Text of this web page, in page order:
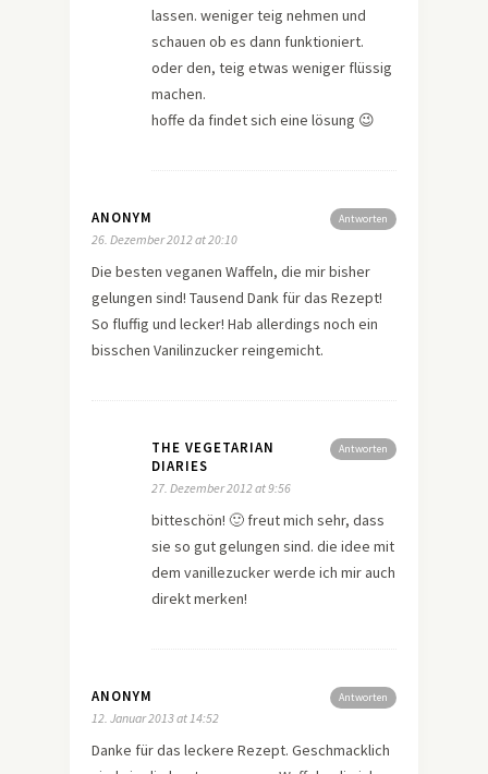
lassen. weniger teig nehmen und
schauen ob es dann funktioniert.
oder den, teig etwas weniger flüssig
machen.
hoffe da findet sich eine lösung 😉
Antworten
ANONYM
26. Dezember 2012 at 20:10
Die besten veganen Waffeln, die mir bisher
gelungen sind! Tausend Dank für das Rezept!
So fluffig und lecker! Hab allerdings noch ein
bisschen Vanilinzucker reingemicht.
Antworten
THE VEGETARIAN
DIARIES
27. Dezember 2012 at 9:56
bitteschön! 🙂 freut mich sehr, dass
sie so gut gelungen sind. die idee mit
dem vanillezucker werde ich mir auch
direkt merken!
Antworten
ANONYM
12. Januar 2013 at 14:52
Danke für das leckere Rezept. Geschmacklich